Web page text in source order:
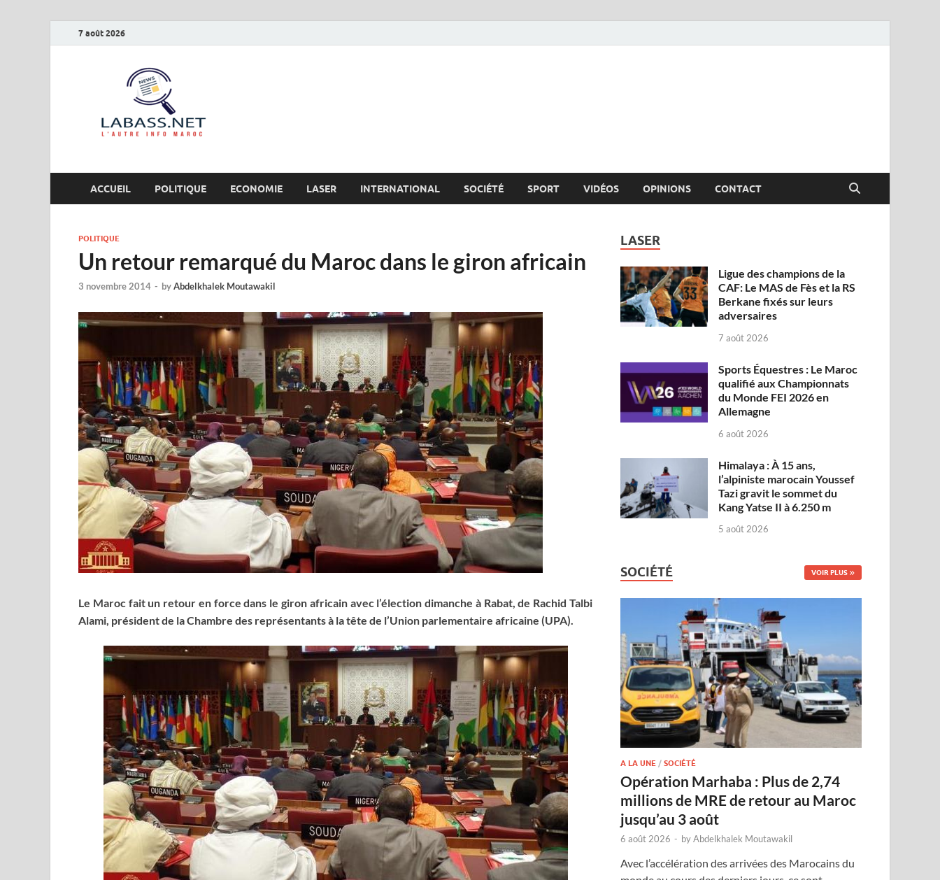
7 août 2026
ACCUEIL POLITIQUE ECONOMIE LASER INTERNATIONAL SOCIÉTÉ SPORT VIDÉOS OPINIONS CONTACT
POLITIQUE
Un retour remarqué du Maroc dans le giron africain
3 novembre 2014 - byAbdelkhalek Moutawakil
Le Maroc fait un retour en force dans le giron africain avec l’élection dimanche à Rabat, de Rachid Talbi
Alami, président de la Chambre des représentants à la tête de l’Union parlementaire africaine (UPA).
LASER
Ligue des champions de la
CAF: Le MAS de Fès et la RS
Berkane fixés sur leurs
adversaires
7 août 2026
Sports Équestres : Le Maroc
qualifié aux Championnats
du Monde FEI 2026 en
Allemagne
6 août 2026
Himalaya : À 15 ans,
l’alpiniste marocain Youssef
Tazi gravit le sommet du
Kang Yatse II à 6.250 m
5 août 2026
SOCIÉTÉ VOIR PLUS
A LA UNE /SOCIÉTÉ
Opération Marhaba : Plus de 2,74
millions de MRE de retour au Maroc
jusqu’au 3 août
6 août 2026 - byAbdelkhalek Moutawakil
Avec l’accélération des arrivées des Marocains du